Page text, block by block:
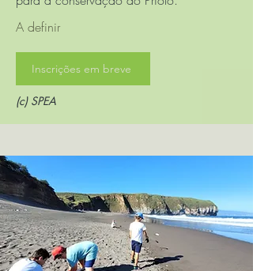
A definir
Inscrições em breve
(c) SPEA